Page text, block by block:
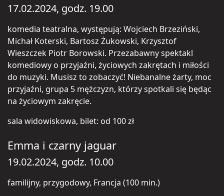
17.02.2024, godz. 19.00
komedia teatralna, występują: Wojciech Brzeziński,
Michał Koterski, Bartosz Żukowski, Krzysztof
Wieszczek Piotr Borowski. Przezabawny spektakl
komediowy o przyjaźni, życiowych zakrętach i miłości
do muzyki. Musisz to zobaczyć! Niebanalne żarty, moc
przyjaźni, grupa 5 mężczyzn, którzy spotkali się będąc
na życiowym zakręcie.
sala widowiskowa, bilet: od 100 zł
Emma i czarny jaguar
19.02.2024, godz. 10.00
familijny, przygodowy, Francja (100 min.)